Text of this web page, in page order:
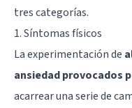
tres categorías.
1. Síntomas físicos
La experimentación de
ansiedad provocados
acarrear una serie de